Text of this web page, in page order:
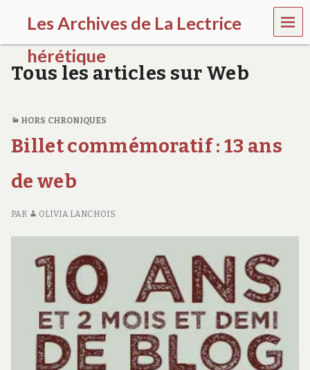
Les Archives de La Lectrice
hérétique
(
0
5
-
0
2
)
MEN
U
Tous les articles sur Web
HORS CHRONIQUES
Billet commémoratif : 13 ans
de web
PAR OLIVIA LANCHOIS